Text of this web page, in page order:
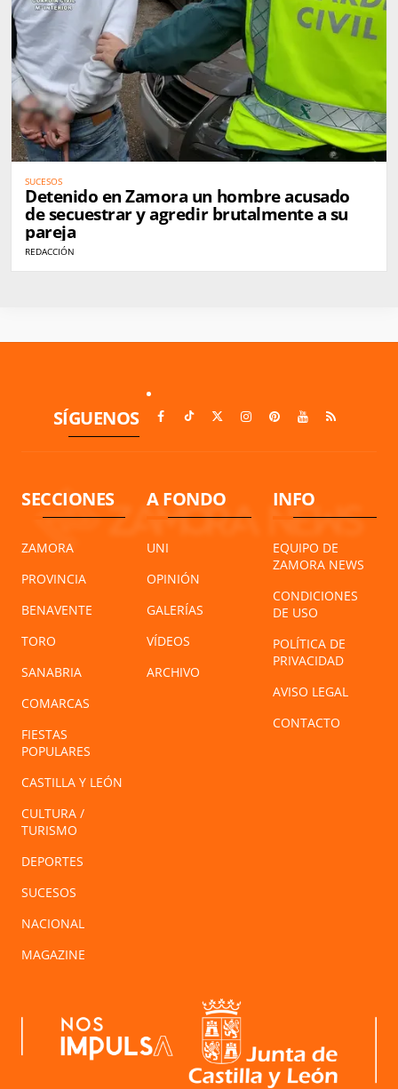
SUCESOS
Detenido en Zamora un hombre acusado
de secuestrar y agredir brutalmente a su
pareja
REDACCIÓN
SÍGUENOS
SECCIONES
ZAMORA
PROVINCIA
BENAVENTE
TORO
SANABRIA
COMARCAS
FIESTAS
POPULARES
CASTILLA Y LEÓN
CULTURA /
TURISMO
DEPORTES
SUCESOS
NACIONAL
MAGAZINE
A FONDO
UNI
OPINIÓN
GALERÍAS
VÍDEOS
ARCHIVO
INFO
EQUIPO DE
ZAMORA NEWS
CONDICIONES
DE USO
POLÍTICA DE
PRIVACIDAD
AVISO LEGAL
CONTACTO